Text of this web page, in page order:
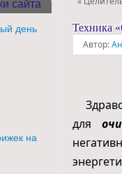
Техника
Автор:
для
сайта
день
на